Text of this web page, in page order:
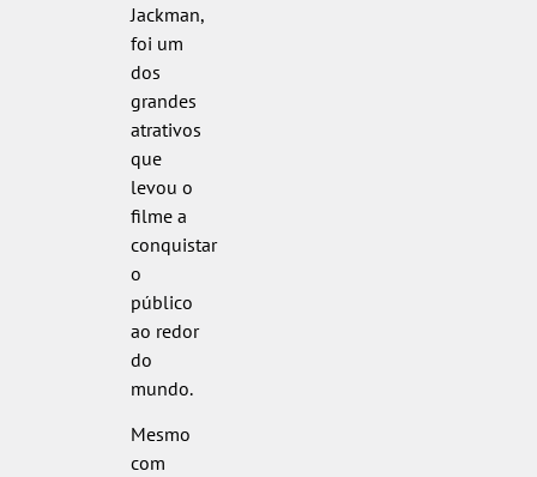
Jackman,
foi um
dos
grandes
atrativos
que
levou o
filme a
conquistar
o
público
ao redor
do
mundo.
Mesmo
com